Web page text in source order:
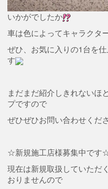
いかがでしたか
車は色によってキャラクタ
ぜひ、お気に入りの1台を
す
まだまだ紹介しきれないほ
プですので
ぜひぜひお問い合わせくだ
☆新規施工店様募集中です
現在は新規取扱していただ
おりませんので